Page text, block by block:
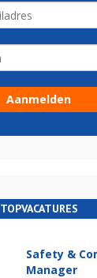
TOPVACATURES
Safety &
Manager